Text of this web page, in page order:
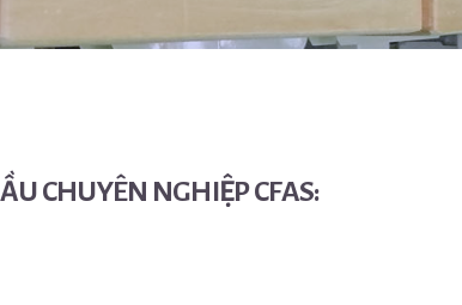
CHUYÊN NGHIỆP CFAS: